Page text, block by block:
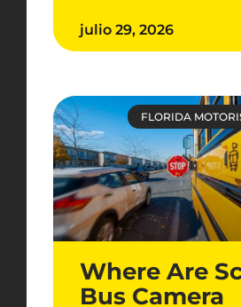
julio 29, 2026
FLORIDA
Where Are
Bus Camera